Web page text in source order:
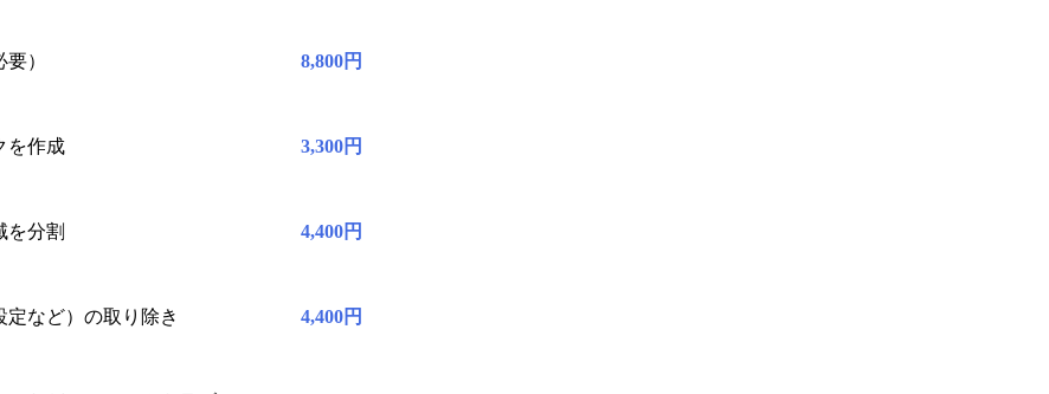
） 8,800円
を作成 3,300円
を分割 4,400円
など）の取り除き 4,400円